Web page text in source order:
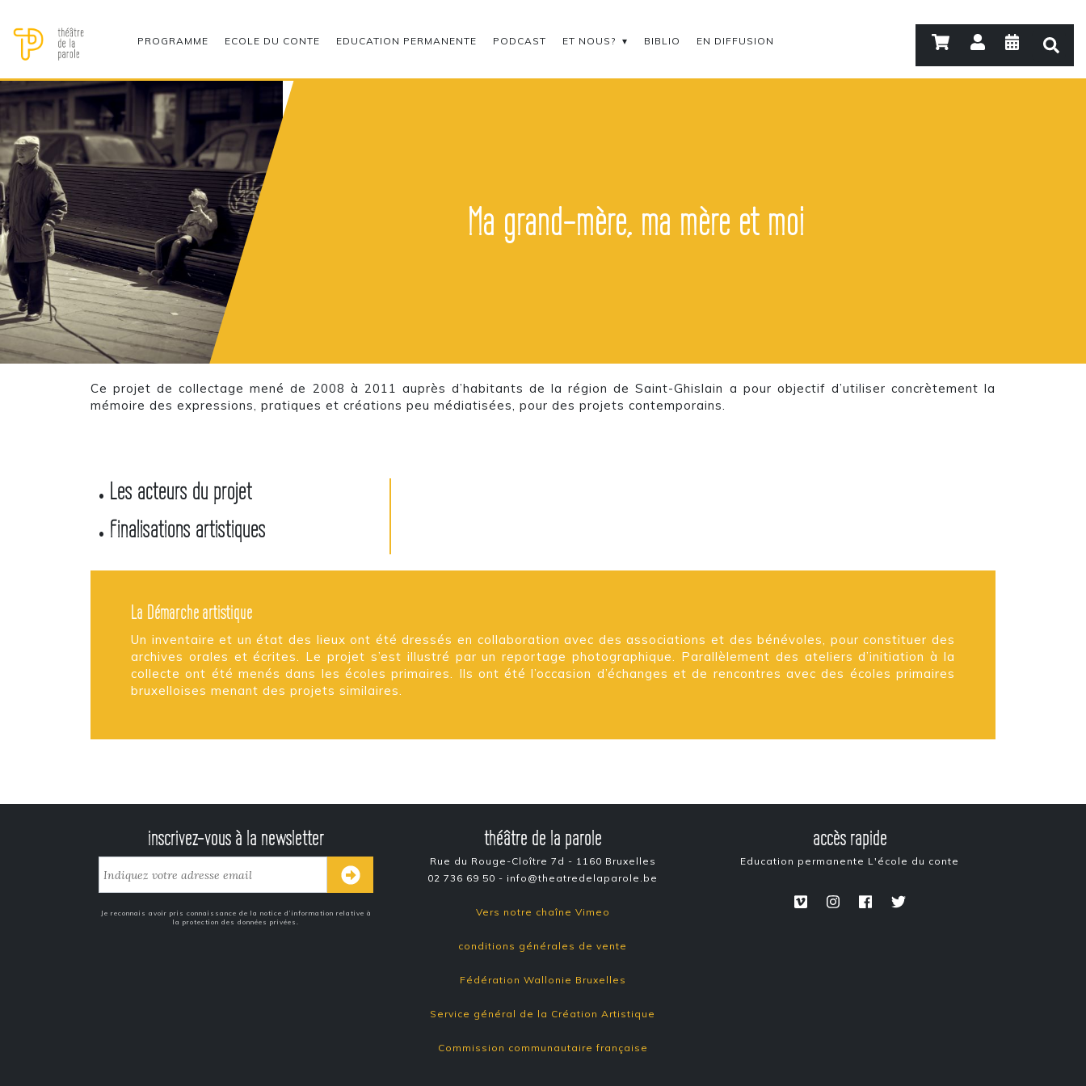
PROGRAMME ECOLE DU CONTE EDUCATION PERMANENTE PODCAST ET NOUS? BIBLIO EN DIFFUSION
Ma grand-mère, ma mère et moi
Ce projet de collectage mené de 2008 à 2011 auprès d’habitants de la région de Saint-Ghislain a pour objectif d’utiliser concrètement la
mémoire des expressions, pratiques et créations peu médiatisées, pour des projets contemporains.
• Les acteurs du projet
• Finalisations artistiques
La Démarche artistique
Un inventaire et un état des lieux ont été dressés en collaboration avec des associations et des bénévoles, pour constituer des
archives orales et écrites. Le projet s’est illustré par un reportage photographique. Parallèlement des ateliers d’initiation à la
collecte ont été menés dans les écoles primaires. Ils ont été l’occasion d’échanges et de rencontres avec des écoles primaires
bruxelloises menant des projets similaires.
inscrivez-vous à la newsletter
Je reconnais avoir pris connaissance de la notice d’information relative à
la protection des données privées.
théâtre de la parole
Rue du Rouge-Cloître 7d - 1160 Bruxelles
02 736 69 50 - info@theatredelaparole.be
Vers notre chaîne Vimeo
conditions générales de vente
Fédération Wallonie Bruxelles
Service général de la Création Artistique
Commission communautaire française
accès rapide
Education permanente L'école du conte